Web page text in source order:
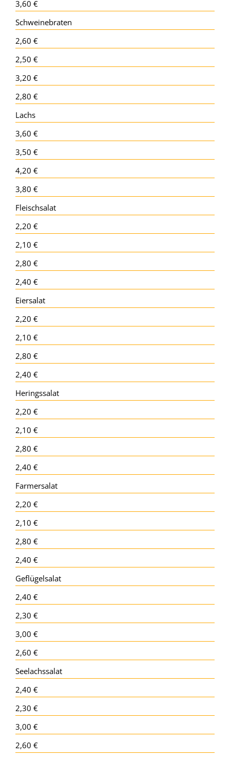
3,60 €
Schweinebraten
2,60 €
2,50 €
3,20 €
2,80 €
Lachs
3,60 €
3,50 €
4,20 €
3,80 €
Fleischsalat
2,20 €
2,10 €
2,80 €
2,40 €
Eiersalat
2,20 €
2,10 €
2,80 €
2,40 €
Heringssalat
2,20 €
2,10 €
2,80 €
2,40 €
Farmersalat
2,20 €
2,10 €
2,80 €
2,40 €
Geflügelsalat
2,40 €
2,30 €
3,00 €
2,60 €
Seelachssalat
2,40 €
2,30 €
3,00 €
2,60 €